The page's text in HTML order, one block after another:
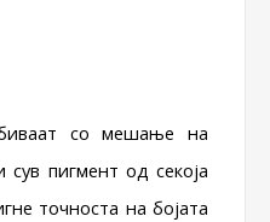
со мешање на
пигмент од секоја
точноста на бојата